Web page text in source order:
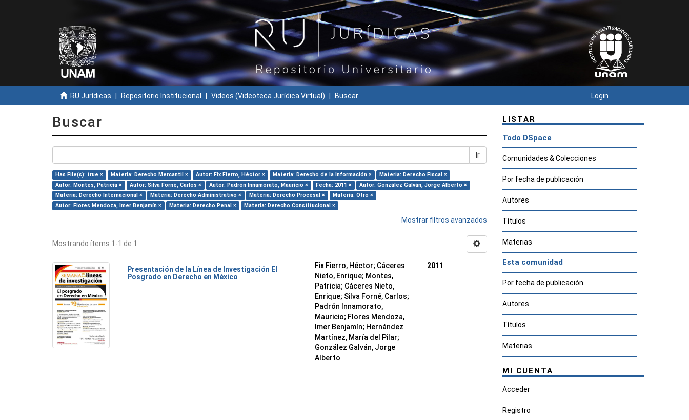
RU Jurídicas Repositorio Institucional Videos (Videoteca Jurídica Virtual) Buscar Login
Buscar
Ir
Has File(s): true × Materia: Derecho Mercantil × Autor: Fix Fierro, Héctor × Materia: Derecho de la Información ×
Materia: Derecho Fiscal ×
Autor: Montes, Patricia ×
Autor: Silva Forné, Carlos × Autor: Padrón Innamorato, Mauricio × Fecha: 2011 ×
Autor: González Galván, Jorge Alberto ×
Materia: Derecho Internacional ×
Materia: Derecho Administrativo × Materia: Derecho Procesal ×
Materia: Otro ×
Autor: Flores Mendoza, Imer Benjamín ×
Materia: Derecho Penal × Materia: Derecho Constitucional ×
Mostrar filtros avanzados
Mostrando ítems 1-1 de 1
Presentación de la Línea de Investigación El
Posgrado en Derecho en México
Fix Fierro, Héctor; Cáceres
Nieto, Enrique; Montes,
Patricia; Cáceres Nieto,
Enrique; Silva Forné, Carlos;
Padrón Innamorato,
Mauricio; Flores Mendoza,
Imer Benjamín; Hernández
Martínez, María del Pilar;
González Galván, Jorge
Alberto
2011
LISTAR
Todo DSpace
Comunidades & Colecciones
Por fecha de publicación
Autores
Títulos
Materias
Esta comunidad
Por fecha de publicación
Autores
Títulos
Materias
MI CUENTA
Acceder
Registro